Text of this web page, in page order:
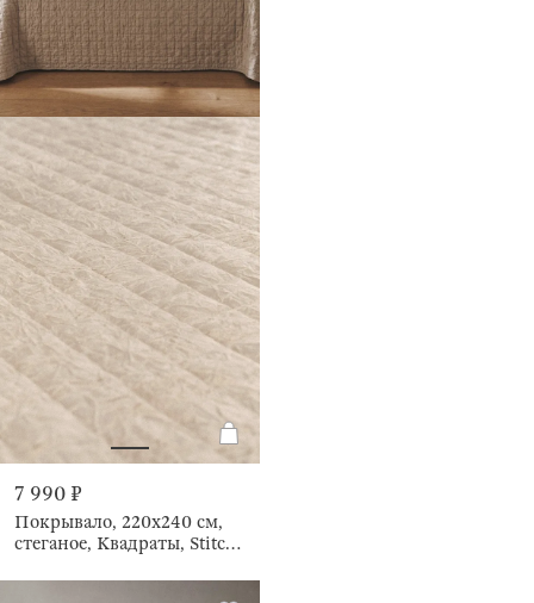
7 990 ₽
Покрывало, 220х240 см,
стеганое, Квадраты, Stitch